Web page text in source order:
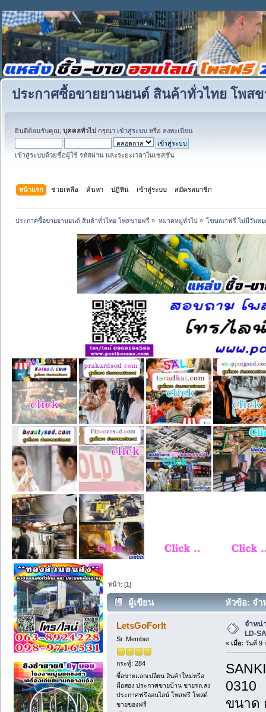
ประกาศซื้อขายยานยนต์ สินค้าทั่วไทย โพส
ยินดีต้อนรับคุณ, บุคคลทั่วไป กรุณา เข้าสู่ระบบ หรือ ลงทะเบียน
เข้าสู่ระบบด้วยชื่อผู้ใช้ รหัสผ่าน และระยะเวลาในเซสชั่น
หน้าแรก ช่วยเหลือ ค้นหา ปฏิทิน เข้าสู่ระบบ สมัครสมาชิก
ประกาศซื้อขายยานยนต์ สินค้าทั่วไทย โพสขายฟรี » หมวดหมู่ทั่วไป» โฆษณาฟรี ไม่มีวันหยุ
หน้า: [1]
ผู้เขียน หัวข้อ: จำ
LetsGoForIt
Sr. Member
กระทู้: 284
ซื้อขายแลกเปลี่ยน สินค้าใหม่หรือ
มือสอง ประกาศขายบ้าน ขายรถ.ลง
ประกาศฟรีออนไลน์ โพสฟรี โพสต์
ขายของฟรี
จำหน่
LD-
« เมื่อ: วันที่ 9
0310
ขนาด